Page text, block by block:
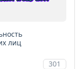
лиц
301